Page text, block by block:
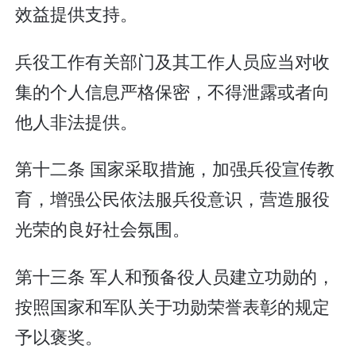
效益提供支持。
兵役工作有关部门及其工作人员应当对收
集的个人信息严格保密，不得泄露或者向
他人非法提供。
第十二条 国家采取措施，加强兵役宣传教
育，增强公民依法服兵役意识，营造服役
光荣的良好社会氛围。
第十三条 军人和预备役人员建立功勋的，
按照国家和军队关于功勋荣誉表彰的规定
予以褒奖。